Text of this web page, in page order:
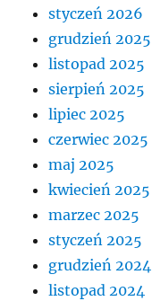
styczeń 2026
grudzień 2025
listopad 2025
sierpień 2025
lipiec 2025
czerwiec 2025
maj 2025
kwiecień 2025
marzec 2025
styczeń 2025
grudzień 2024
listopad 2024